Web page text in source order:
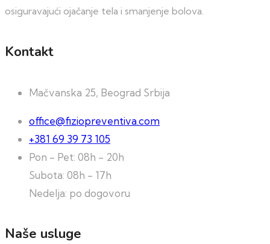
osiguravajući ojačanje tela i smanjenje bolova.
Kontakt
Mačvanska 25, Beograd Srbija
office@fiziopreventiva.com
+381 69 39 73 105
Pon - Pet: 08h - 20h
Subota: 08h - 17h
Nedelja: po dogovoru
Naše usluge